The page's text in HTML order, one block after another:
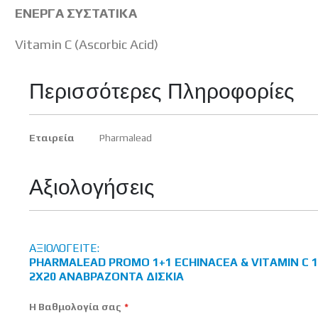
ΕΝΕΡΓΑ ΣΥΣΤΑΤΙΚΑ
Vitamin C (Ascorbic Acid)
Περισσότερες Πληροφορίες
Περισσότερες
Εταιρεία Pharmalead
Αξιολογήσεις
ΑΞΙΟΛΟΓΕΊΤΕ:
PHARMALEAD PROMO 1+1 ECHINACEA & VITAMIN C
2X20 ΑΝΑΒΡΆΖΟΝΤΑ ΔΊΣΚΙΑ
Η Βαθμολογία σας